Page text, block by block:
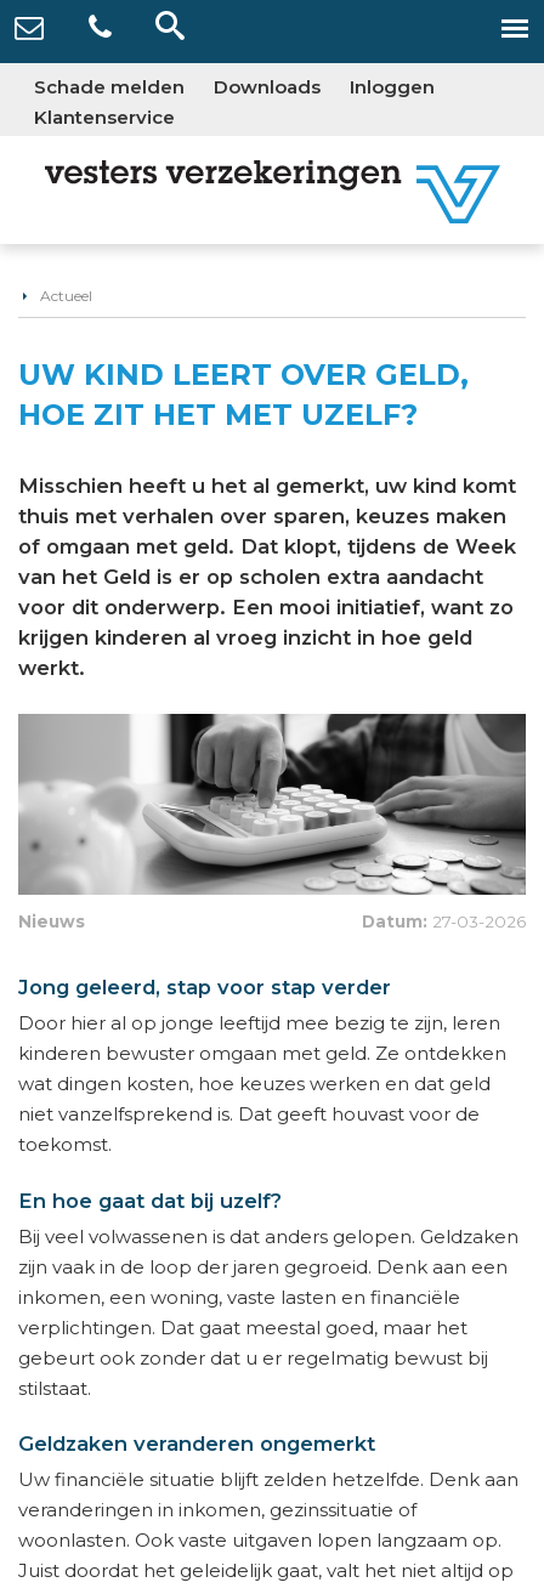
Schade melden Downloads
Inloggen
Klantenservice
Actueel
UW KIND LEERT OVER GELD,
HOE ZIT HET MET UZELF?
Misschien heeft u het al gemerkt, uw kind komt
thuis met verhalen over sparen, keuzes maken
of omgaan met geld. Dat klopt, tijdens de Week
van het Geld is er op scholen extra aandacht
voor dit onderwerp. Een mooi initiatief, want zo
krijgen kinderen al vroeg inzicht in hoe geld
werkt.
Nieuws Datum: 27-03-2026
Jong geleerd, stap voor stap verder
Door hier al op jonge leeftijd mee bezig te zijn, leren
kinderen bewuster omgaan met geld. Ze ontdekken
wat dingen kosten, hoe keuzes werken en dat geld
niet vanzelfsprekend is. Dat geeft houvast voor de
toekomst.
En hoe gaat dat bij uzelf?
Bij veel volwassenen is dat anders gelopen. Geldzaken
zijn vaak in de loop der jaren gegroeid. Denk aan een
inkomen, een woning, vaste lasten en financiële
verplichtingen. Dat gaat meestal goed, maar het
gebeurt ook zonder dat u er regelmatig bewust bij
stilstaat.
Geldzaken veranderen ongemerkt
Uw financiële situatie blijft zelden hetzelfde. Denk aan
veranderingen in inkomen, gezinssituatie of
woonlasten. Ook vaste uitgaven lopen langzaam op.
Juist doordat het geleidelijk gaat, valt het niet altijd op